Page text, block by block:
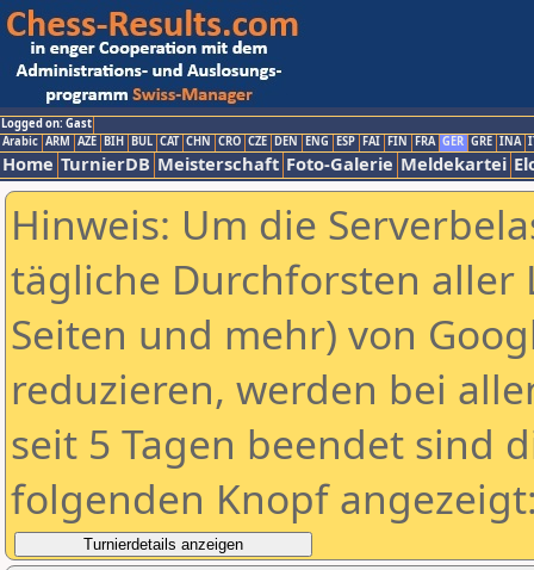
Logged on: Gast
Arabic ARM AZE BIH BUL CAT CHN CRO CZE DEN ENG ESP FAI FIN FRA GER GRE INA
Home TurnierDB Meisterschaft Foto-Galerie Meldekartei
Hinweis: Um die
tägliche Durchforsten aller
Seiten und mehr) von
reduzieren, werden bei
seit 5 Tagen beendet sind
folgenden Knopf